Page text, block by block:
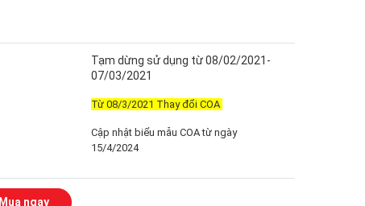
Tạm dừng sử dụng từ 08/02/2021-
07/03/2021
Từ 08/3/2021 Thay đổi COA
Cập nhật biểu mẫu COA từ ngày
15/4/2024
Mua ngay